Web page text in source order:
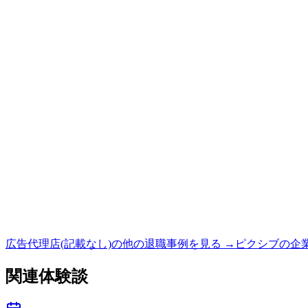
広告代理店(記載なし)の他の退職事例を見る → ピクシブの企
関連体験談